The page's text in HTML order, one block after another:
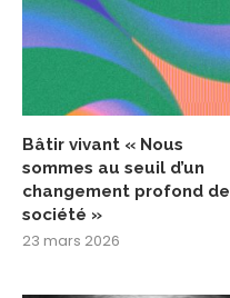
Bâtir vivant « Nous
sommes au seuil d’un
changement profond de
société »
23 mars 2026